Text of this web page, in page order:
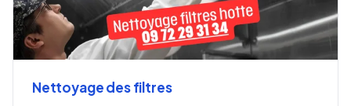
Nettoyage des filtres